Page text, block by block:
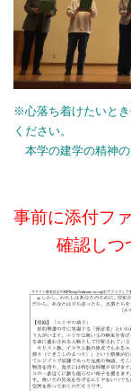
※心落ち着けたいと
ください。
本学の建学の精神の
事前に添付フ
確認しつ